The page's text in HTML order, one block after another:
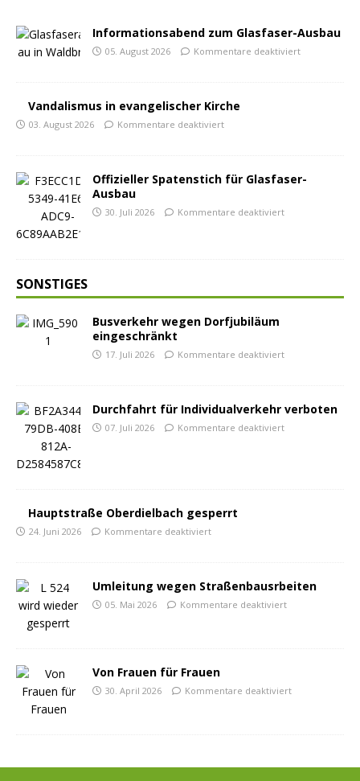
Informationsabend zum Glasfaser-Ausbau
05. August 2026 Kommentare deaktiviert
Vandalismus in evangelischer Kirche
03. August 2026 Kommentare deaktiviert
Offizieller Spatenstich für Glasfaser-
Ausbau
30. Juli 2026 Kommentare deaktiviert
SONSTIGES
Busverkehr wegen Dorfjubiläum
eingeschränkt
17. Juli 2026 Kommentare deaktiviert
Durchfahrt für Individualverkehr verboten
07. Juli 2026 Kommentare deaktiviert
Hauptstraße Oberdielbach gesperrt
24. Juni 2026 Kommentare deaktiviert
Umleitung wegen Straßenbausrbeiten
05. Mai 2026 Kommentare deaktiviert
Von Frauen für Frauen
30. April 2026 Kommentare deaktiviert